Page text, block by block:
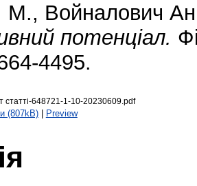
М., Войналович
потенціал.
4495.
статті-648721-1-10-20230609.pdf
(807kB)| Preview